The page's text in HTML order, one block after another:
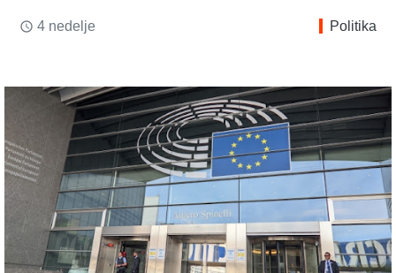
access_time 4 nedelje Politika